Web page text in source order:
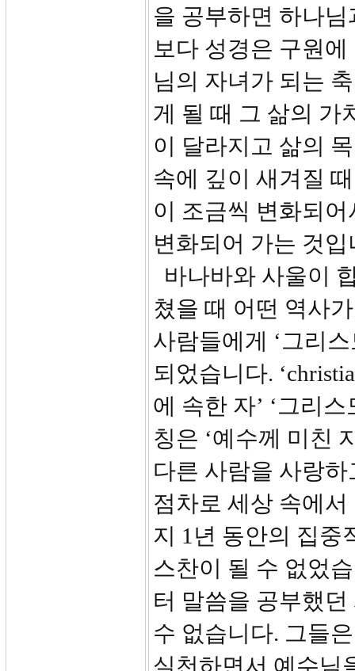
을 공부하면 하나
보다 성경은 구원
님의 자녀가 되는
게 될 때 그 삶의 가
이 달라지고 삶의
속에 깊이 새겨질
이 조금씩 변화되
변화되어 가는 것입
바나바와 사울이
쳤을 때 어떤 역사
사람들에게 ‘그리
되었습니다.
에 속한 자’ ‘그리
칭은 ‘예수께 미친
다른 사람을 사랑
점차로 세상 속에
지 1년 동안의 집중
스찬이 될 수 없었
터 말씀을 공부했
수 없습니다. 그들
실천하면서 예수님